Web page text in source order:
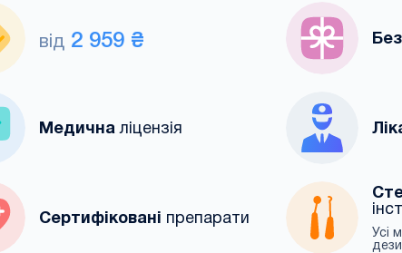
від 2 959 ₴
Медичналіцензія
Сертифіковані препарати
Усі